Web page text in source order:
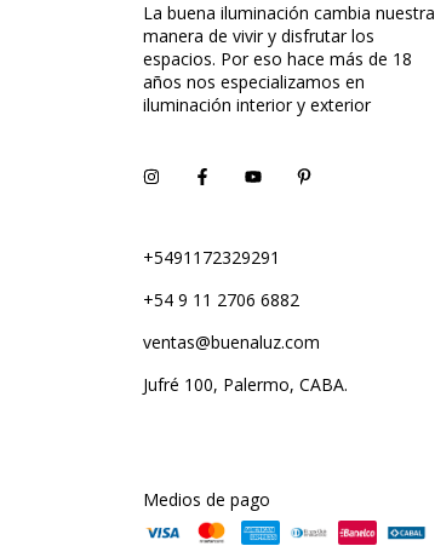
La buena iluminación cambia nuestra
manera de vivir y disfrutar los
espacios. Por eso hace más de 18
años nos especializamos en
iluminación interior y exterior
+5491172329291
+54 9 11 2706 6882
ventas@buenaluz.com
Jufré 100, Palermo, CABA.
Medios de pago